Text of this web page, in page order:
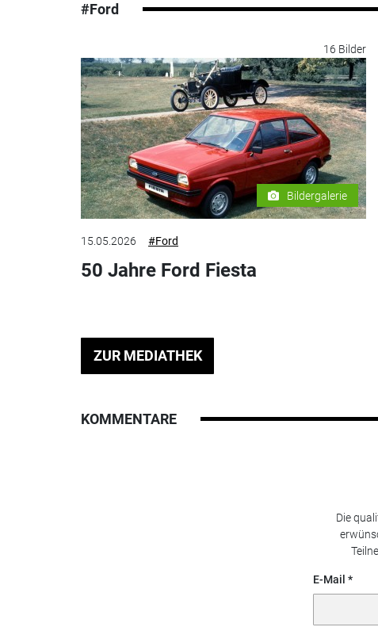
#Ford
16 Bilder
Bildergalerie
15.05.2026 #Ford
50 Jahre Ford Fiesta
ZUR MEDIATHEK
KOMMENTARE
Die
E-Mail